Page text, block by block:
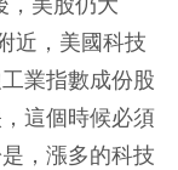
近，美國科技
業指數成份股
這個時候必須
，漲多的科技